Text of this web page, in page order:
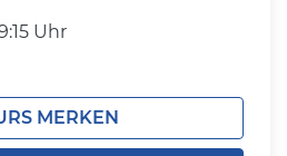
Uhr
MERKEN